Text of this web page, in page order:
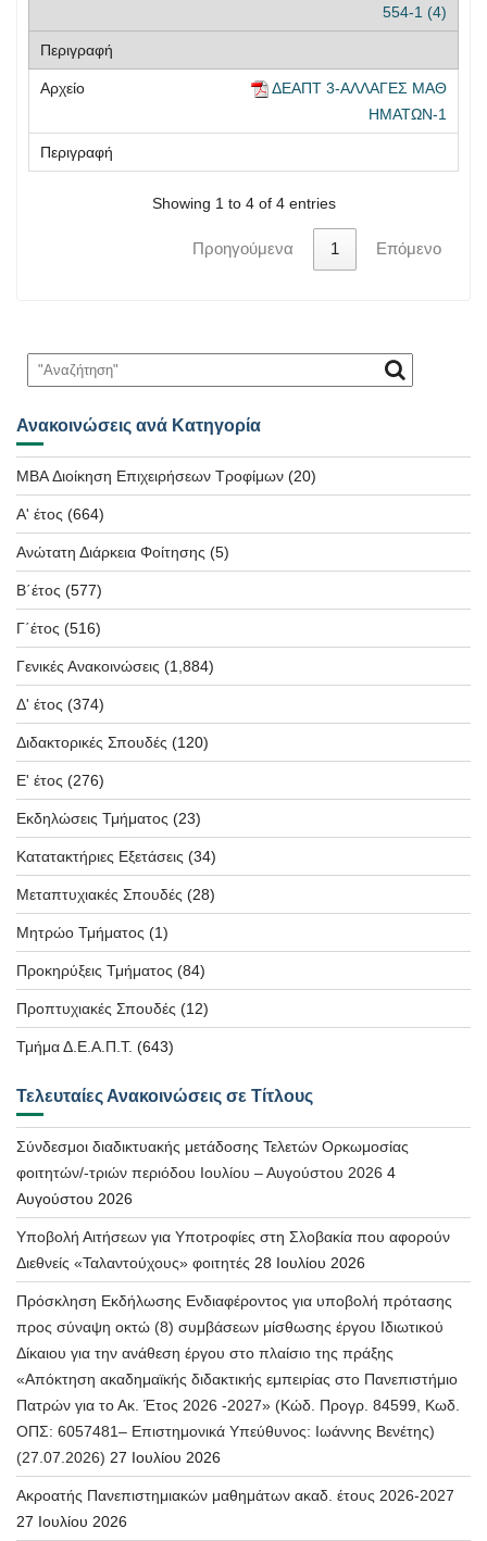
554-1 (4)
ΔΕΑΠΤ 3-ΑΛΛΑΓΕΣ ΜΑΘ
ΗΜΑΤΩΝ-1
Showing 1 to 4 of 4 entries
Προηγούμενα 1 Επόμενο
Ανακοινώσεις ανά Κατηγορία
MBA Διοίκηση Επιχειρήσεων Τροφίμων (20)
Α' έτος (664)
Ανώτατη Διάρκεια Φοίτησης (5)
Β΄έτος (577)
Γ΄έτος (516)
Γενικές Ανακοινώσεις (1,884)
Δ' έτος (374)
Διδακτορικές Σπουδές (120)
Ε' έτος (276)
Εκδηλώσεις Τμήματος (23)
Κατατακτήριες Εξετάσεις (34)
Μεταπτυχιακές Σπουδές (28)
Μητρώο Τμήματος (1)
Προκηρύξεις Τμήματος (84)
Προπτυχιακές Σπουδές (12)
Τμήμα Δ.Ε.Α.Π.Τ. (643)
Τελευταίες Ανακοινώσεις σε Τίτλους
Σύνδεσμοι διαδικτυακής μετάδοσης Τελετών Ορκωμοσίας
φοιτητών/-τριών περιόδου Ιουλίου – Αυγούστου 2026 4
Αυγούστου 2026
Υποβολή Αιτήσεων για Υποτροφίες στη Σλοβακία που αφορούν
Διεθνείς «Ταλαντούχους» φοιτητές 28 Ιουλίου 2026
Πρόσκληση Εκδήλωσης Ενδιαφέροντος για υποβολή πρότασης
προς σύναψη οκτώ (8) συμβάσεων μίσθωσης έργου Ιδιωτικού
Δίκαιου για την ανάθεση έργου στο πλαίσιο της πράξης
«Απόκτηση ακαδημαϊκής διδακτικής εμπειρίας στο Πανεπιστήμιο
Πατρών για το Ακ. Έτος 2026 -2027» (Κώδ. Προγρ. 84599, Κωδ.
ΟΠΣ: 6057481– Επιστημονικά Υπεύθυνος: Ιωάννης Βενέτης)
(27.07.2026) 27 Ιουλίου 2026
Ακροατής Πανεπιστημιακών μαθημάτων ακαδ. έτους 2026-2027
27 Ιουλίου 2026